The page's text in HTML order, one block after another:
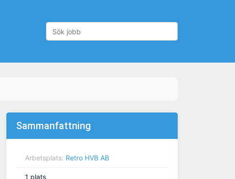
Sammanfattning
Arbetsplats: Retro HVB AB
1 plats